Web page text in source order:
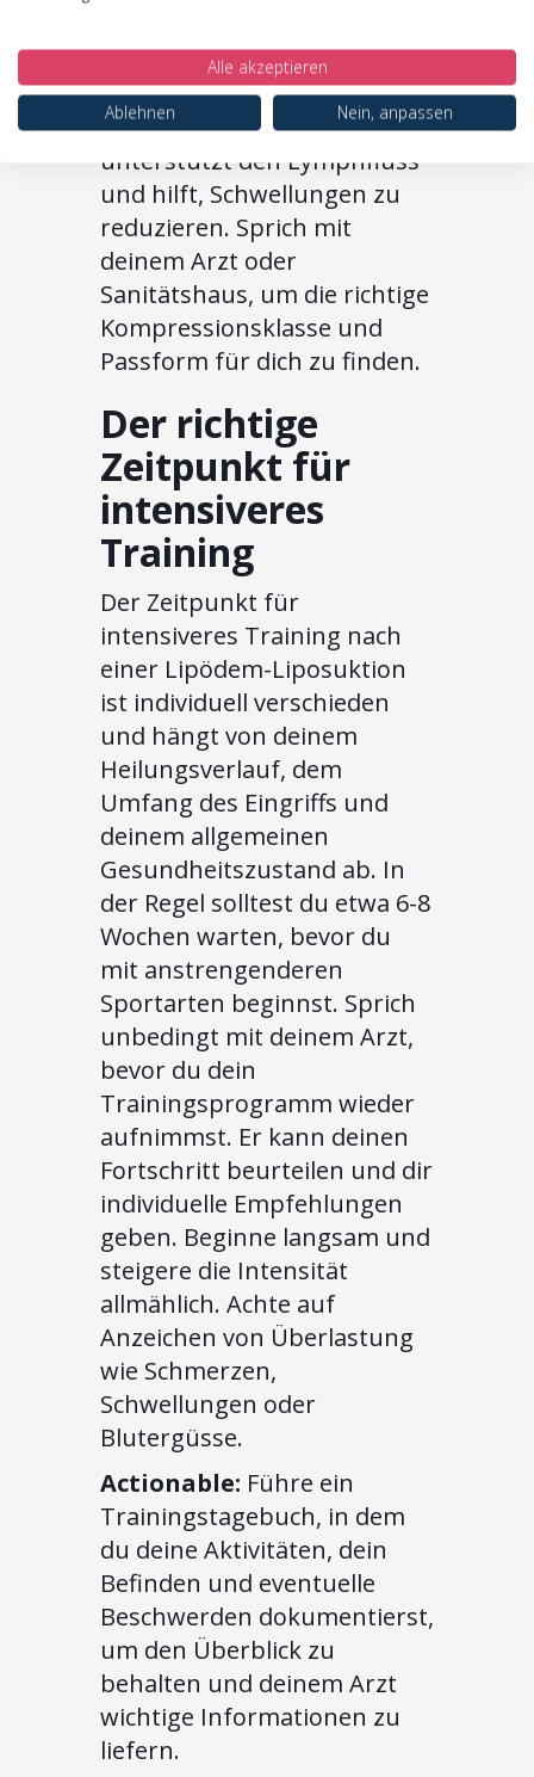
der Lymphknoten. Auch das
Tragen von
Kompressionskleidung
unterstützt den Lymphfluss
und hilft, Schwellungen zu
reduzieren. Sprich mit
deinem Arzt oder
Sanitätshaus, um die richtige
Kompressionsklasse und
Passform für dich zu finden.
Der richtige
Zeitpunkt für
intensiveres
Training
Der Zeitpunkt für
intensiveres Training nach
einer Lipödem-Liposuktion
ist individuell verschieden
und hängt von deinem
Heilungsverlauf, dem
Umfang des Eingriffs und
deinem allgemeinen
Gesundheitszustand ab. In
der Regel solltest du etwa 6-8
Wochen warten, bevor du
mit anstrengenderen
Sportarten beginnst. Sprich
unbedingt mit deinem Arzt,
bevor du dein
Trainingsprogramm wieder
aufnimmst. Er kann deinen
Fortschritt beurteilen und dir
individuelle Empfehlungen
geben. Beginne langsam und
steigere die Intensität
allmählich. Achte auf
Anzeichen von Überlastung
wie Schmerzen,
Schwellungen oder
Blutergüsse.
Actionable: Führe ein
Trainingstagebuch, in dem
du deine Aktivitäten, dein
Befinden und eventuelle
Beschwerden dokumentierst,
um den Überblick zu
behalten und deinem Arzt
wichtige Informationen zu
liefern.
Alle akzeptieren
Ablehnen
Nein, anpassen